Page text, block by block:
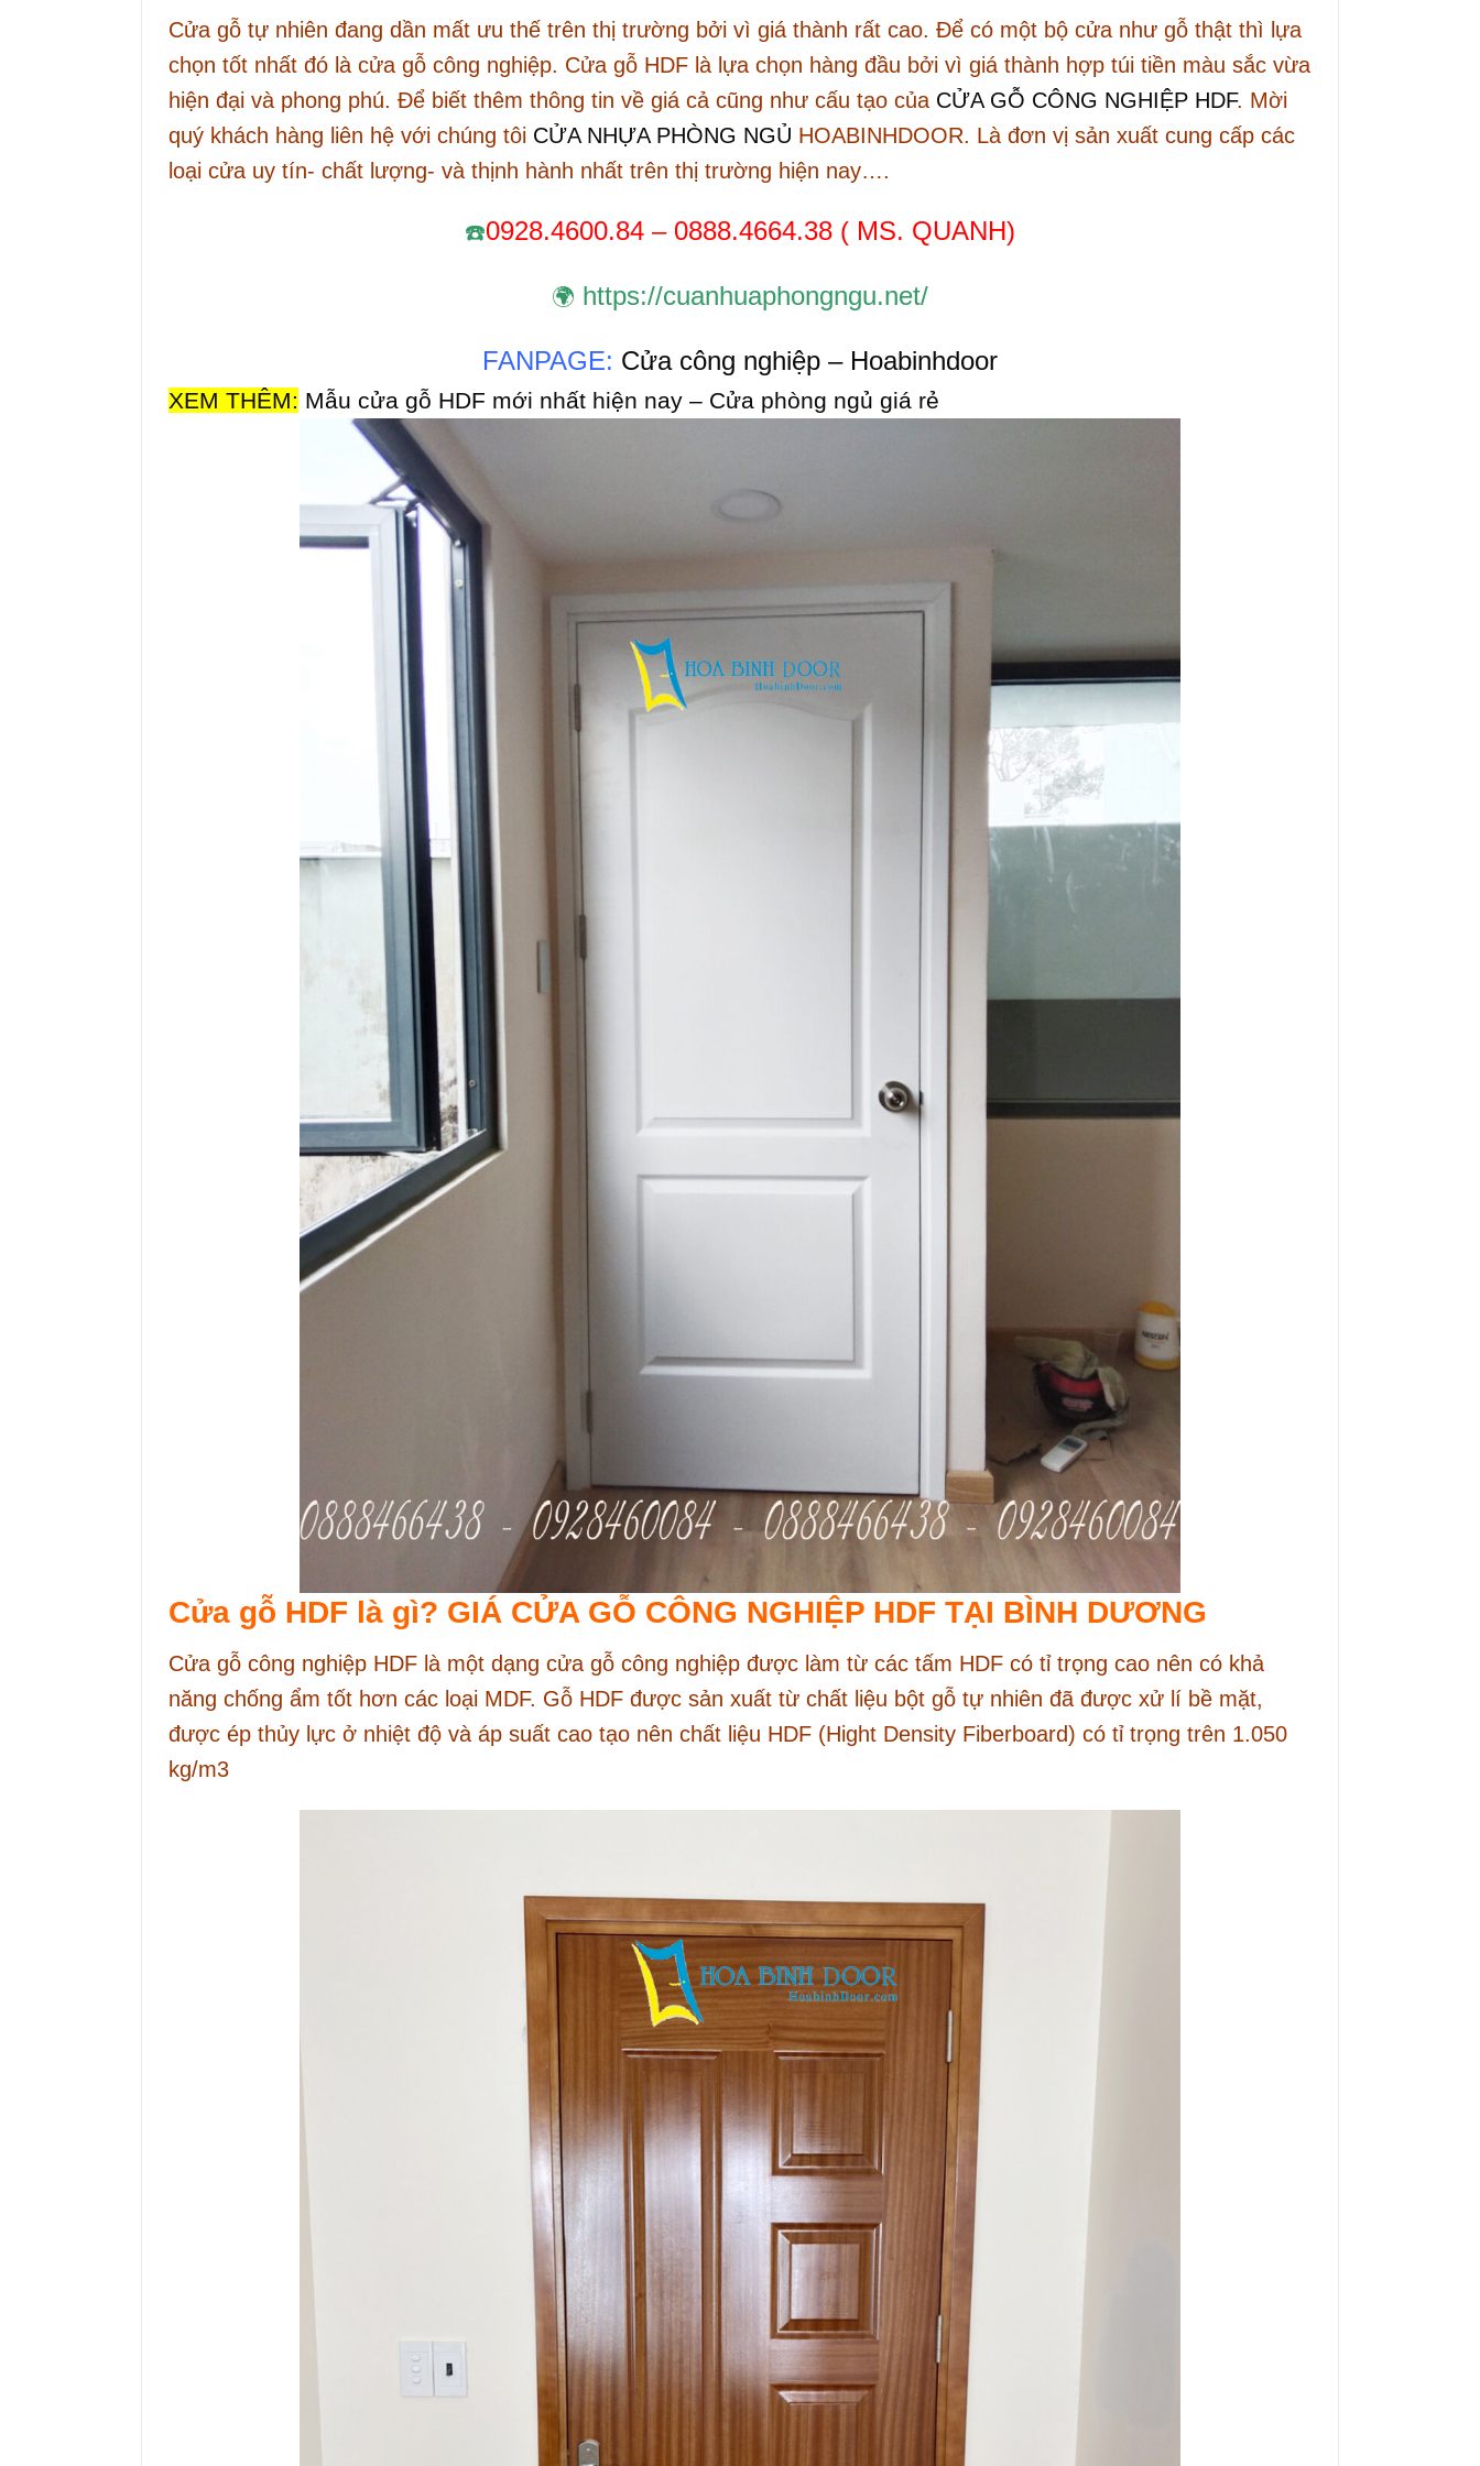
Cửa gỗ tự nhiên đang dần mất ưu thế trên thị trường bởi vì giá thành rất cao. Để có một bộ cửa như gỗ thật thì lựa
chọn tốt nhất đó là cửa gỗ công nghiệp. Cửa gỗ HDF là lựa chọn hàng đầu bởi vì giá thành hợp túi tiền màu sắc vừa
hiện đại và phong phú. Để biết thêm thông tin về giá cả cũng như cấu tạo của CỬA GỖ CÔNG NGHIỆP HDF. Mời
quý khách hàng liên hệ với chúng tôi CỬA NHỰA PHÒNG NGỦ HOABINHDOOR. Là đơn vị sản xuất cung cấp các
loại cửa uy tín- chất lượng- và thịnh hành nhất trên thị trường hiện nay….
☎️0928.4600.84 – 0888.4664.38 ( MS. QUANH)
🌍 https://cuanhuaphongngu.net/
FANPAGE: Cửa công nghiệp – Hoabinhdoor
XEM THÊM: Mẫu cửa gỗ HDF mới nhất hiện nay – Cửa phòng ngủ giá rẻ
Cửa gỗ HDF là gì? GIÁ CỬA GỖ CÔNG NGHIỆP HDF TẠI BÌNH DƯƠNG
Cửa gỗ công nghiệp HDF là một dạng cửa gỗ công nghiệp được làm từ các tấm HDF có tỉ trọng cao nên có khả
năng chống ẩm tốt hơn các loại MDF. Gỗ HDF được sản xuất từ chất liệu bột gỗ tự nhiên đã được xử lí bề mặt,
được ép thủy lực ở nhiệt độ và áp suất cao tạo nên chất liệu HDF (Hight Density Fiberboard) có tỉ trọng trên 1.050
kg/m3